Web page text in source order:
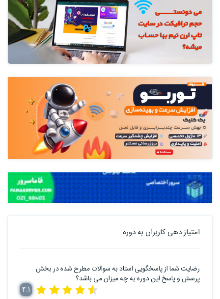
امتیاز دهی کاربران به دوره
رضایت شما از پاسخگویی استاد به سوالات مطرح شده در بخش
پرسش و پاسخ این دوره به چه میزان می باشد؟
4.1